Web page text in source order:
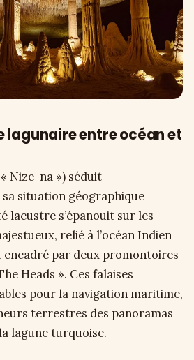
lagunaire entre océan et
Nize-na ») séduit
situation géographique
lacustre s’épanouit sur les
relié à l’océan Indien
par deux promontoires
Heads ». Ces falaises
pour la navigation maritime,
terrestres des panoramas
lagune turquoise.